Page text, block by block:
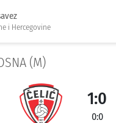
i Hercegovine
(M)
1:0
0:0